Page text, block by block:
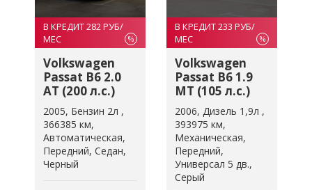
В КРЕДИТ 282 РУБ/
МЕС
%
Volkswagen
Passat B6 2.0
AT (200 л.с.)
2005 Бензин 2л
366385 км
Автоматическая
Передний Седан
Черный
В КРЕДИТ 233 РУБ/
МЕС
%
Volkswagen
Passat B6 1.9
MT (105 л.с.)
2006 Дизель 1,9л
393975 км
Механическая
Передний
Универсал 5 дв.
Серый